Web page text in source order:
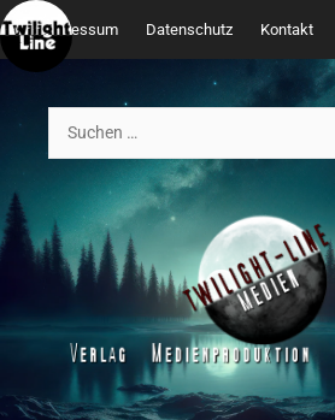
Zum
Inhalt
springen
Impressum Datenschutz Kontakt
nach: